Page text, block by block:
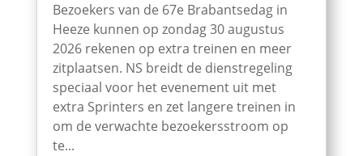
Bezoekers van de 67e Brabantsedag in
Heeze kunnen op zondag 30 augustus
2026 rekenen op extra treinen en meer
zitplaatsen. NS breidt de dienstregeling
speciaal voor het evenement uit met
extra Sprinters en zet langere treinen in
om de verwachte bezoekersstroom op
te...